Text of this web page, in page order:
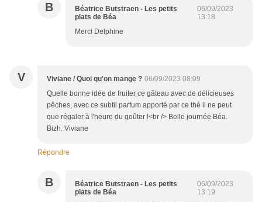
B
Béatrice Butstraen - Les petits
plats de Béa
06/09/2023
13:18
Merci Delphine
V Viviane / Quoi qu'on mange ? 06/09/2023 08:09
Quelle bonne idée de fruiter ce gâteau avec de délicieuses
pêches, avec ce subtil parfum apporté par ce thé il ne peut
que régaler à l'heure du goûter !<br /> Belle journée Béa.
Bizh. Viviane
Répondre
B
Béatrice Butstraen - Les petits
plats de Béa
06/09/2023
13:19